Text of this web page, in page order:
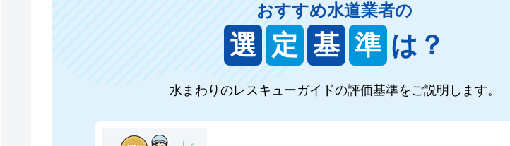
おすすめ水道業者の
選 定 基 準 は？
水まわりのレスキューガイドの評価基準をご説明します。